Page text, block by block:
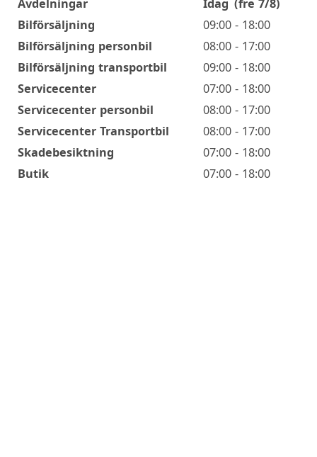
Öppettider
Avdelningar Idag (fre 7/8)
Bilförsäljning
09:00 - 18:00
Bilförsäljning personbil
08:00 - 17:00
Bilförsäljning transportbil
09:00 - 18:00
Servicecenter
07:00 - 18:00
Servicecenter personbil
08:00 - 17:00
Servicecenter Transportbil
08:00 - 17:00
Skadebesiktning
07:00 - 18:00
Butik
07:00 - 18:00